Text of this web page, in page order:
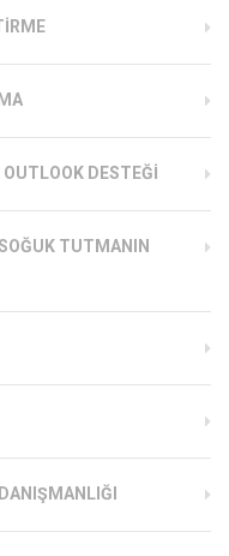
DESTEĞI
TUTMANIN